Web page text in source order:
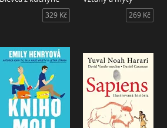
329 Kč 269 Kč